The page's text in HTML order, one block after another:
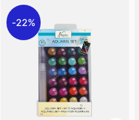
22%